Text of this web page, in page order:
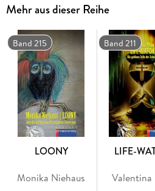
und Selbstbestimmung führt durch
vermeintlichen Beschützer.
Mehr aus dieser Reihe
Band 215
LOONY
Monika Niehaus
Band 211
LIFE-
Valentina